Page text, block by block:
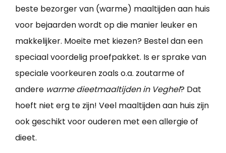
beste bezorger van (warme) maaltijden aan huis
voor bejaarden wordt op die manier leuker en
makkelijker. Moeite met kiezen? Bestel dan een
speciaal voordelig proefpakket. Is er sprake van
speciale voorkeuren zoals o.a. zoutarme of
andere warme dieetmaaltijden in Veghel? Dat
hoeft niet erg te zijn! Veel maaltijden aan huis zijn
ook geschikt voor ouderen met een allergie of
dieet.